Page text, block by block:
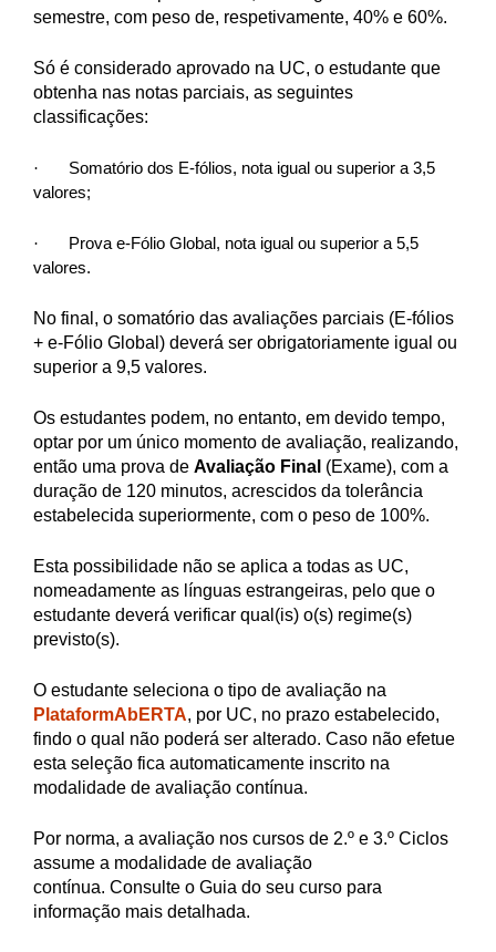
semestre, com peso de, respetivamente, 40% e 60%.
Só é considerado aprovado na UC, o estudante que
obtenha nas notas parciais, as seguintes
classificações:
·
Somatório dos E-fólios, nota igual ou superior a 3,5
valores;
·
Prova e-Fólio Global, nota igual ou superior a 5,5
valores.
No final, o somatório das avaliações parciais (E-fólios
+ e-Fólio Global) deverá ser obrigatoriamente igual ou
superior a 9,5 valores.
Os estudantes podem, no entanto, em devido tempo,
optar por um único momento de avaliação, realizando,
então uma prova de Avaliação Final (Exame), com a
duração de 120 minutos, acrescidos da tolerância
estabelecida superiormente, com o peso de 100%.
Esta possibilidade não se aplica a todas as UC,
nomeadamente as línguas estrangeiras, pelo que o
estudante deverá verificar qual(is) o(s) regime(s)
previsto(s).
O estudante seleciona o tipo de avaliação na
PlataformAbERTA, por UC, no prazo estabelecido,
findo o qual não poderá ser alterado. Caso não efetue
esta seleção fica automaticamente inscrito na
modalidade de avaliação contínua.
Por norma, a avaliação nos cursos de 2.º e 3.º Ciclos
assume a modalidade de avaliação
contínua. Consulte o Guia do seu curso para
informação mais detalhada.